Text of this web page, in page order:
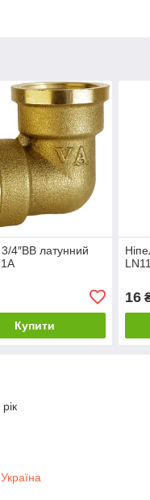
3/4″ВВ латунний
Купити
16